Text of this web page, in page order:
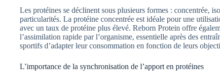
Les protéines se déclinent sous plusieurs formes : concentrée,
particularités. La protéine concentrée est idéale pour une
avec un taux de protéine plus élevé. Reborn Protein offre
l’assimilation rapide par l’organisme, essentielle après des
sportifs d’adapter leur consommation en fonction de leurs
L’importance de la synchronisation de l’apport en protéines